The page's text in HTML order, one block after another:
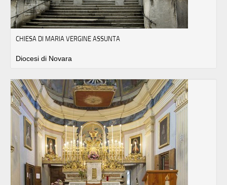
CHIESA DI MARIA VERGINE ASSUNTA
Diocesi di Novara